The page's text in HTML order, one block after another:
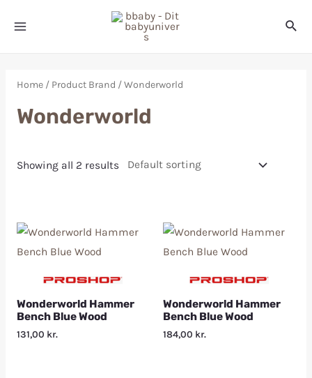
Home/ Product Brand / Wonderworld
Wonderworld
Showing all 2 results
Wonderworld Hammer
Bench Blue Wood
131,00 kr.
Wonderworld Hammer
Bench Blue Wood
184,00 kr.